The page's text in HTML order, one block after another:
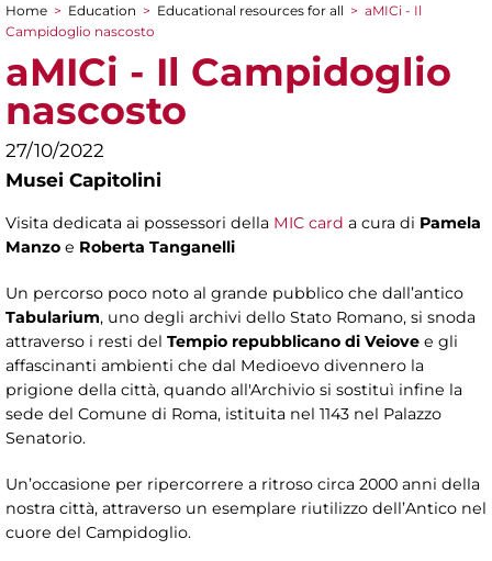
You are here
Home > Education > Educational resources for all > aMICi - Il
Campidoglio nascosto
aMICi - Il Campidoglio
nascosto
27/10/2022
Musei Capitolini
Visita dedicata ai possessori della MIC card a cura di Pamela
Manzo e Roberta Tanganelli
Un percorso poco noto al grande pubblico che dall’antico
Tabularium, uno degli archivi dello Stato Romano, si snoda
attraverso i resti del Tempio repubblicano di Veiove e gli
affascinanti ambienti che dal Medioevo divennero la
prigione della città, quando all'Archivio si sostituì infine la
sede del Comune di Roma, istituita nel 1143 nel Palazzo
Senatorio.
Un’occasione per ripercorrere a ritroso circa 2000 anni della
nostra città, attraverso un esemplare riutilizzo dell’Antico nel
cuore del Campidoglio.